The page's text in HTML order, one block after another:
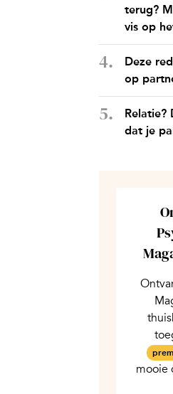
terug?
vis op
Deze
op
Relatie?
dat je
mooie